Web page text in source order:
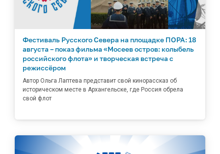
Фестиваль Русского Севера на площадке ПОРА: 18
августа – показ фильма «Мосеев остров: колыбель
российского флота» и творческая встреча с
режиссёром
Автор Ольга Лаптева представит свой кинорассказ об
историческом месте в Архангельске, где Россия обрела
свой флот